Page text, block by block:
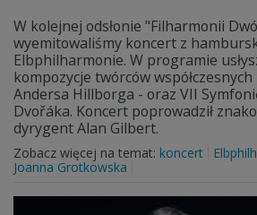
W kolejnej odsłonie "Filharmonii
wyemitowaliśmy koncert z
Elbphilharmonie. W programie
kompozycje twórców
Andersa Hillborga - oraz VII
Dvořáka. Koncert poprowadził
dyrygent Alan Gilbert.
Zobacz więcej na temat: koncert
Joanna Grotkowska